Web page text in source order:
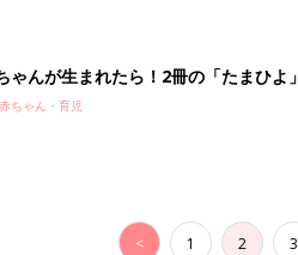
ゃんが生まれたら！2冊の「たまひよ」
赤ちゃん・育児
< 1 2 3